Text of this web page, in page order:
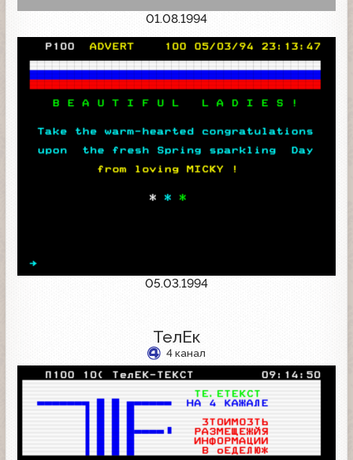
01.08.1994
05.03.1994
ТелЕк
4 канал